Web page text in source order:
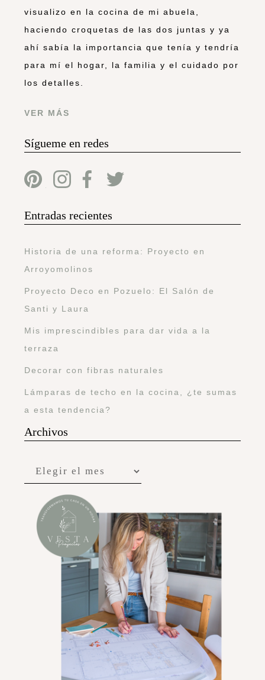
visualizo en la cocina de mi abuela,
haciendo croquetas de las dos juntas y ya
ahí sabía la importancia que tenía y tendría
para mí el hogar, la familia y el cuidado por
los detalles.
VER MÁS
Sígueme en redes
Entradas recientes
Historia de una reforma: Proyecto en
Arroyomolinos
Proyecto Deco en Pozuelo: El Salón de
Santi y Laura
Mis imprescindibles para dar vida a la
terraza
Decorar con fibras naturales
Lámparas de techo en la cocina, ¿te sumas
a esta tendencia?
Archivos